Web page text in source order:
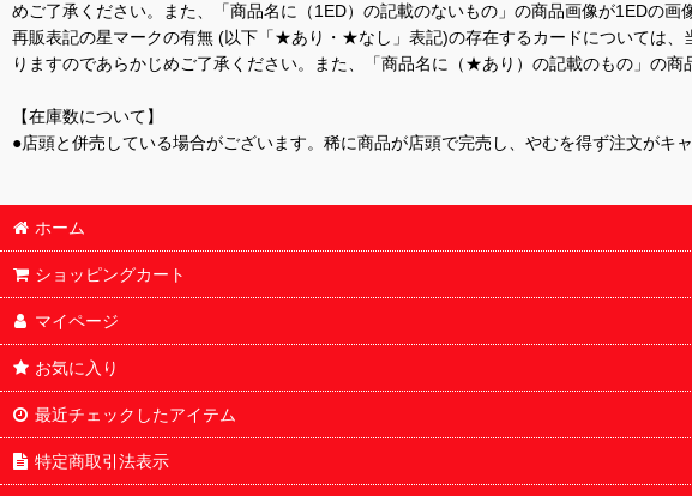
めご了承ください。また、「商品名に（1ED）の記載のないもの」の商品画像が1EDの
再販表記の星マークの有無 (以下「★あり・★なし」表記)の存在するカードについては
りますのであらかじめご了承ください。また、「商品名に（★あり）の記載のもの」の
【在庫数について】
●店頭と併売している場合がございます。稀に商品が店頭で完売し、やむを得ず注文がキ
ホーム
ショッピングカート
マイページ
お気に入り
最近チェックしたアイテム
特定商取引法表示